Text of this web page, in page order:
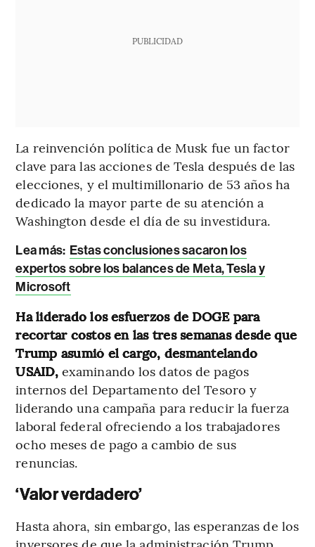
PUBLICIDAD
La reinvención política de Musk fue un factor
clave para las acciones de Tesla después de las
elecciones, y el multimillonario de 53 años ha
dedicado la mayor parte de su atención a
Washington desde el día de su investidura.
Lea más: Estas conclusiones sacaron los
expertos sobre los balances de Meta, Tesla y
Microsoft
Ha liderado los esfuerzos de DOGE para
recortar costos en las tres semanas desde que
Trump asumió el cargo, desmantelando
USAID,examinando los datos de pagos
internos del Departamento del Tesoro y
liderando una campaña para reducir la fuerza
laboral federal ofreciendo a los trabajadores
ocho meses de pago a cambio de sus
renuncias.
‘Valor verdadero’
Hasta ahora, sin embargo, las esperanzas de los